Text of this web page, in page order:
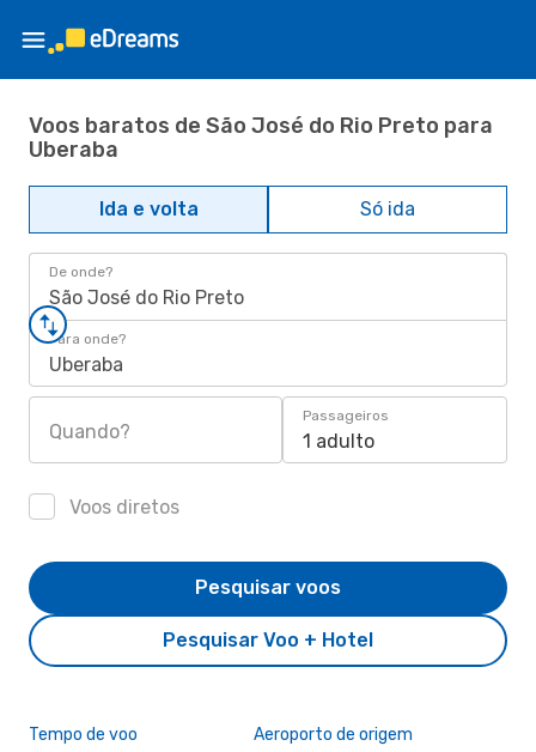
Voos baratos de São José do Rio Preto para
Uberaba
Ida e volta Só ida
De onde?
São José do Rio Preto
Para onde?
Uberaba
Quando?
Passageiros
1 adulto
Voos diretos
Pesquisar Voo + Hotel
Pesquisar voos
Tempo de voo Aeroporto de origem